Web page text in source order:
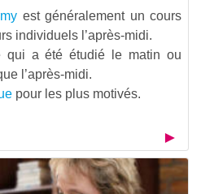
est généralement un cours
individuels l’après-midi.
qui a été étudié le matin ou
l’après-midi.
pour les plus motivés.